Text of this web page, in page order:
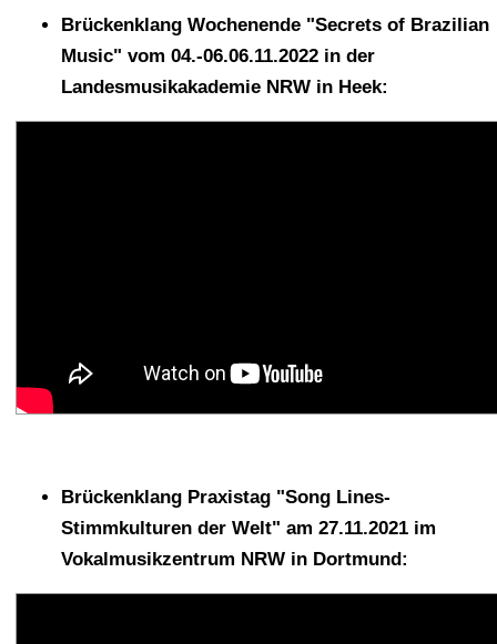
Brückenklang Wochenende "Secrets of Brazilian
Music" vom 04.-06.06.11.2022 in der
Landesmusikakademie NRW in Heek:
Brückenklang Praxistag "Song Lines-
Stimmkulturen der Welt" am 27.11.2021 im
Vokalmusikzentrum NRW in Dortmund: